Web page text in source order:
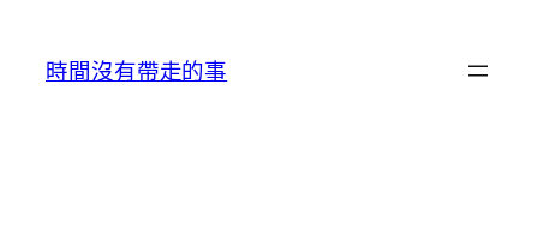
時間沒有帶走的事